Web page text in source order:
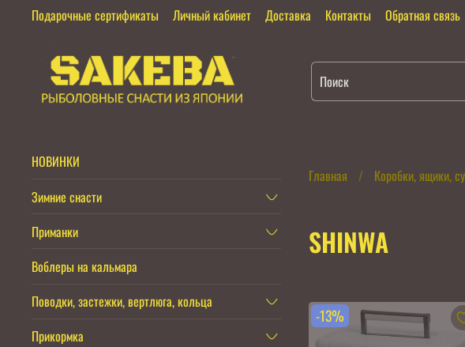
Подарочные сертификаты Личный кабинет Доставка Контакты Обратная связь
Главная Коробки, ящики,
SHINWA
-13%
НОВИНКИ
Зимние снасти
Приманки
Воблеры на кальмара
Поводки, застежки, вертлюга, кольца
Прикормка